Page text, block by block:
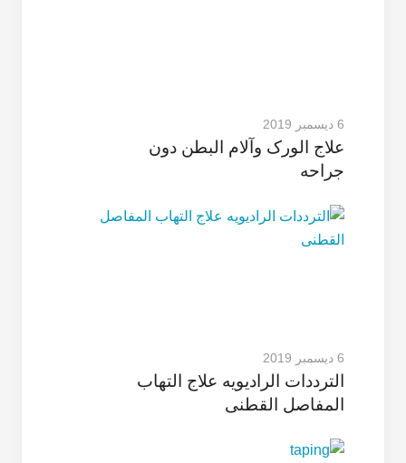
6 ديسمبر 2019
علاج الورک وآلام البطن دون
جراحه
6 ديسمبر 2019
الترددات الرادیویه علاج التهاب
المفاصل القطنی